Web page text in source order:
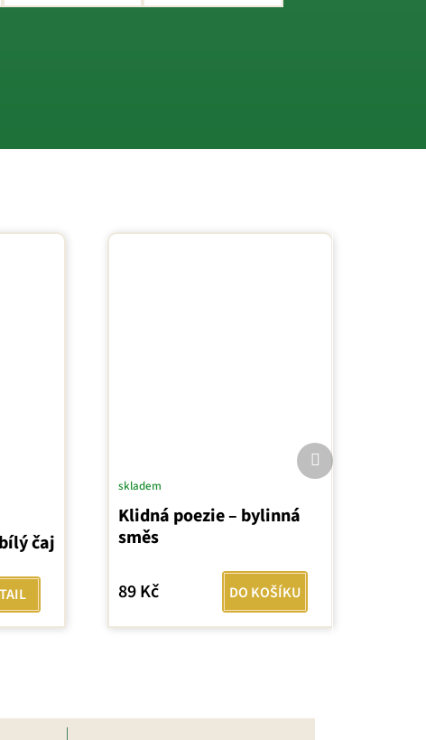
čaj
Klidná poezie – bylinná
směs
skladem
89 Kč DO KOŠÍKU
Další
produkt